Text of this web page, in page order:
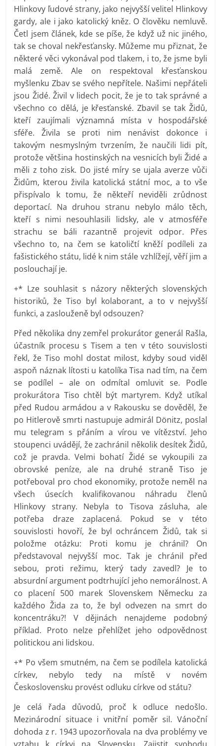
Hlinkovy ľudové strany, jako nejvyšší velitel Hlinkovy
gardy, ale i jako katolický kněz. O člověku nemluvě.
Četl jsem článek, kde se píše, že když už nic jiného,
tak se choval nekřesťansky. Můžeme mu přiznat, že
některé věci vykonával pod tlakem, i to, že jsme byli
malá země. Ale on respektoval křesťanskou
myšlenku Zbav se svého nepřítele. Našimi nepřáteli
jsou Židé. Živil v lidech pocit, že je to tak správné a
všechno co dělá, je křesťanské. Zbavil se tak Židů,
kteří zaujímali významná místa v hospodářské
sféře. Živila se proti nim nenávist dokonce i
takovým nesmyslným tvrzením, že naučili lidi pít,
protože většina hostinských na vesnicích byli Židé a
měli z toho zisk. Do jisté míry se ujala averze vůči
Židům, kterou živila katolická státní moc, a to vše
přispívalo k tomu, že někteří neviděli zrůdnost
deportací. Na druhou stranu nebylo málo těch,
kteří s nimi nesouhlasili lidsky, ale v atmosféře
strachu se báli razantně projevit odpor. Přes
všechno to, na čem se katoličtí kněží podíleli za
fašistického státu, lidé k nim stále vzhlížejí, věří jim a
poslouchají je.
+* Lze souhlasit s názory některých slovenských
historiků, že Tiso byl kolaborant, a to v nejvyšší
funkci, a zaslouženě byl odsouzen?
Před několika dny zemřel prokurátor generál Rašla,
účastník procesu s Tisem a ten v této souvislosti
řekl, že Tiso mohl dostat milost, kdyby soud viděl
aspoň náznak lítosti u katolíka Tisa nad tím, na čem
se podílel – ale on odmítal omluvit se. Podle
prokurátora Tiso chtěl být martyrem. Když utíkal
před Rudou armádou a v Rakousku se dověděl, že
po Hitlerově smrti nastupuje admirál Dönitz, poslal
mu telegram s přáním a vírou ve vítězství. Jeho
stoupenci uvádějí, že zachránil několik desítek Židů,
což je pravda. Velmi bohatí Židé se vykoupili za
obrovské peníze, ale na druhé straně Tiso je
potřeboval pro chod ekonomiky, protože neměl na
všech úsecích kvalifikovanou náhradu členů
Hlinkovy strany. Nebyla to Tisova zásluha, ale
potřeba draze zaplacená. Pokud se v této
souvislosti hovoří, že byl ochráncem Židů, tak si
položme otázku: Proti komu je chránil? On
představoval nejvyšší moc. Tak je chránil před
sebou, proti režimu, který tady zavedl? Je to
absurdní argument podtrhující jeho nemorálnost. A
co placení 500 marek Slovenskem Německu za
každého Žida za to, že byl odvezen na smrt do
koncentráku?! V dějinách nenajdeme podobný
příklad. Proto nelze přehlížet jeho odpovědnost
politickou ani lidskou.
+* Po všem smutném, na čem se podílela katolická
církev, nebylo tedy na místě v novém
Československu provést odluku církve od státu?
Je celá řada důvodů, proč k odluce nedošlo.
Mezinárodní situace i vnitřní poměr sil. Vánoční
dohoda z r. 1943 upozorňovala na dva problémy ve